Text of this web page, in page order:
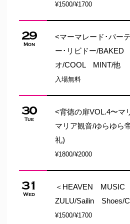
¥1500/¥1700
29
Mon
<マーマレード･パー
ー･リビドー/BAKED
オ/COOL MINT/他
入場無料
30
Tue
<背徳の扉VOL.4〜マ
マリア観音/ゆらゆら
礼)
¥1800/¥2000
31
Wed
＜HEAVEN
ZULU/Sailin Shoes/
¥1500/¥1700